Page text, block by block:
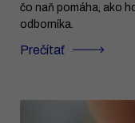
čo naň pomáha, ako
odborníka.
Prečítať